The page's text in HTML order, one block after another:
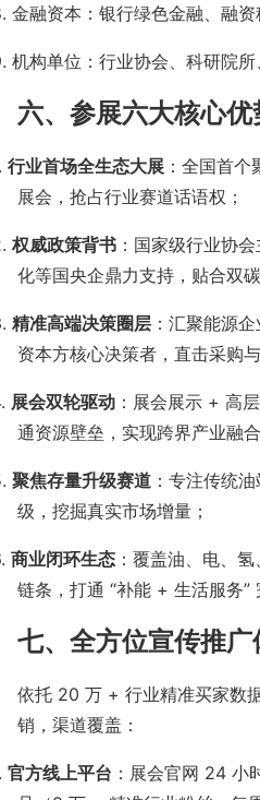
金融资本：银行绿色金融、融资
机构单位：行业协会、科研院所
六、参展六大核心优
行业首场全生态大展 ：全国首
展会，抢占行业赛道话语权；
权威政策背书 ：国家级行业协
化等国央企鼎力支持，贴合双
精准高端决策圈层 ：汇聚能源
资本方核心决策者，直击采购
展会双轮驱动 ：展会展示 + 高
通资源壁垒，实现跨界产业融合
聚焦存量升级赛道 ：专注传统
级，挖掘真实市场增量；
商业闭环生态 ：覆盖油、电、
链条，打通 “补能 + 生活服务”
七、全方位宣传推广
依托 20 万 + 行业精准买家数
销，渠道覆盖：
官方线上平台 ：展会官网 24 小